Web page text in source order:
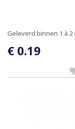
Geleverd binnen 1 à 2
€ 0.19